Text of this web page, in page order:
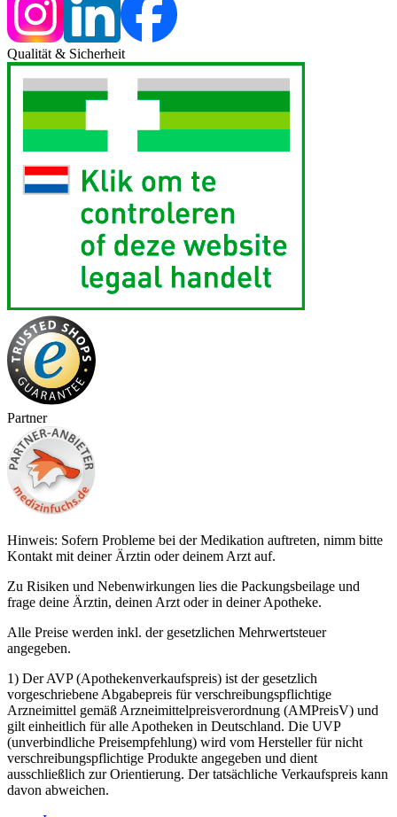
Qualität & Sicherheit
Partner
Hinweis: Sofern Probleme bei der Medikation auftreten, nimm bitte
Kontakt mit deiner Ärztin oder deinem Arzt auf.
Zu Risiken und Nebenwirkungen lies die Packungsbeilage und
frage deine Ärztin, deinen Arzt oder in deiner Apotheke.
Alle Preise werden inkl. der gesetzlichen Mehrwertsteuer
angegeben.
1) Der AVP (Apothekenverkaufspreis) ist der gesetzlich
vorgeschriebene Abgabepreis für verschreibungspflichtige
Arzneimittel gemäß Arzneimittelpreisverordnung (AMPreisV) und
gilt einheitlich für alle Apotheken in Deutschland. Die UVP
(unverbindliche Preisempfehlung) wird vom Hersteller für nicht
verschreibungspflichtige Produkte angegeben und dient
ausschließlich zur Orientierung. Der tatsächliche Verkaufspreis kann
davon abweichen.